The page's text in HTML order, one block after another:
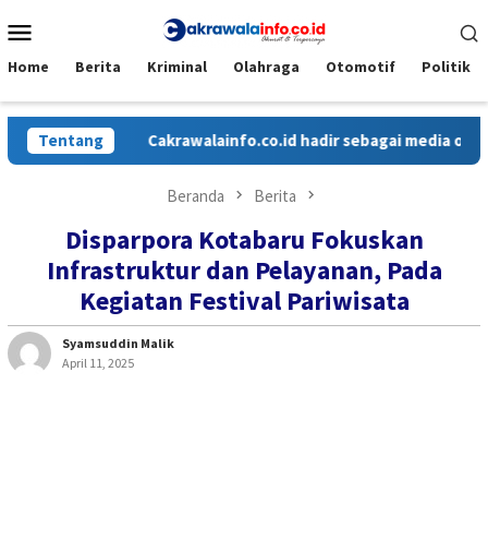
ke
Mobile
Home Berita Kriminal Olahraga Otomotif Politik
Tentang Cakrawalainfo.co.id hadir sebagai media online
Beranda Berita
Disparpora Kotabaru Fokuskan
Infrastruktur dan Pelayanan, Pada
Kegiatan Festival Pariwisata
Syamsuddin Malik
April 11, 2025